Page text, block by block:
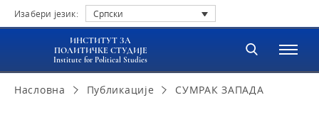
Изабери језик: Српски
ИНСТИТУТ ЗА
ПОЛИТИЧКЕ СТУДИЈЕ
Institute for Political Studies
Насловна Публикације СУМРАК ЗАПАДА